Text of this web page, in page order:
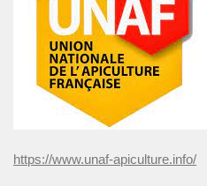
https://www.unaf-apiculture.info/